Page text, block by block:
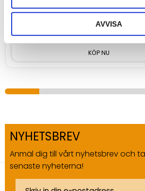
AVVISA
Kompakt fäste i plastutförande till
NYHETSBREV
Anmäl dig till vårt nyhetsbrev och
senaste nyheterna!